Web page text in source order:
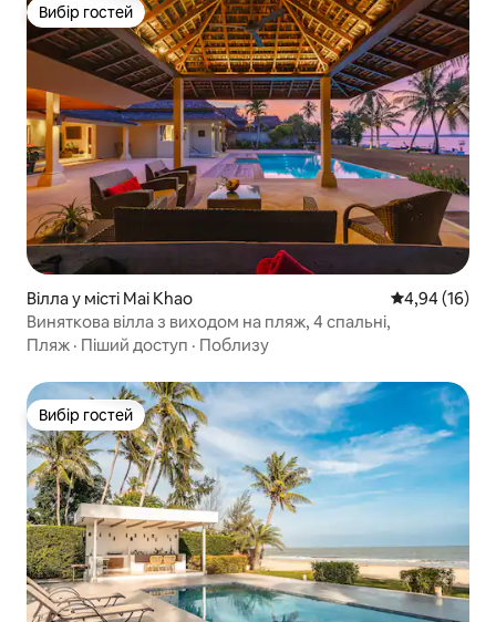
Вибір гостей
Вибір гостей
Вілла у місті Mai Khao Середня
4,94 (16)
Виняткова вілла з виходом на пляж, 4 спальні,
Пляж · Піший доступ · Поблизу
Вибір гостей
Вибір гостей